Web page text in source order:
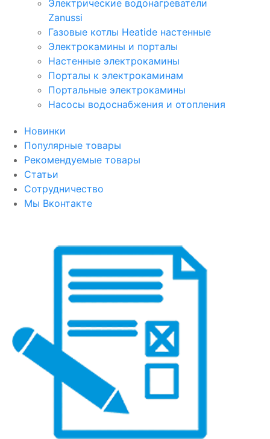
Электрические водонагреватели
Zanussi
Газовые котлы Heatide настенные
Электрокамины и порталы
Настенные электрокамины
Порталы к электрокаминам
Портальные электрокамины
Насосы водоснабжения и отопления
Новинки
Популярные товары
Рекомендуемые товары
Статьи
Сотрудничество
Мы Вконтакте